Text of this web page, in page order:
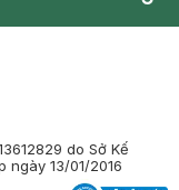
do Sở Kế
13/01/2016